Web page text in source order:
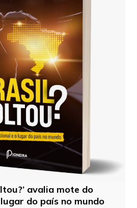
avalia mote do
do país no mundo